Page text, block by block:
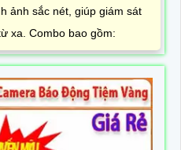
ảnh sắc nét, giúp giám sát
xa. Combo bao gồm: